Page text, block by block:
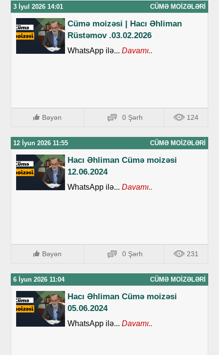
3 İyul 2026 14:01 CÜMƏ MOIZƏLƏRI
Cümə moizəsi | Hacı Əhliman
Rüstəmov .03.02.2026
WhatsApp ilə... Davamı..
Bəyən 0 Şərh 124
12 İyun 2026 11:55 CÜMƏ MOIZƏLƏRI
Hacı Əhliman Cümə moizəsi
12.06.2024
WhatsApp ilə... Davamı..
Bəyən 0 Şərh 231
6 İyun 2026 11:04 CÜMƏ MOIZƏLƏRI
Hacı Əhliman Cümə moizəsi
05.06.2024
WhatsApp ilə... Davamı..